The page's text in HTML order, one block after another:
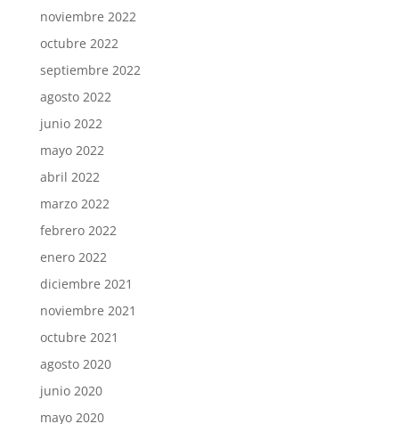
noviembre 2022
octubre 2022
septiembre 2022
agosto 2022
junio 2022
mayo 2022
abril 2022
marzo 2022
febrero 2022
enero 2022
diciembre 2021
noviembre 2021
octubre 2021
agosto 2020
junio 2020
mayo 2020